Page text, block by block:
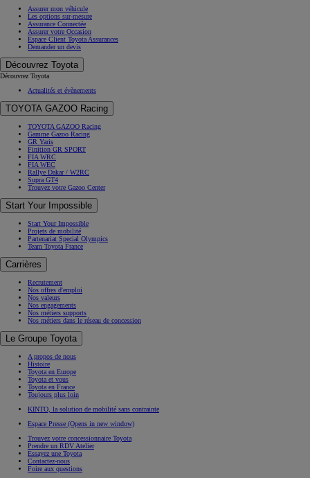
Assurer mon véhicule
Les options sur-mesure
Assurance Connectée
Assurer votre Occasion
Espace Client Toyota Assurances
Demander un devis
Découvrez Toyota
Découvrez Toyota
Actualités et évènements
TOYOTA GAZOO Racing
TOYOTA GAZOO Racing
Gamme Gazoo Racing
GR Yaris
Finition GR SPORT
FIA WRC
FIA WEC
Rallye Dakar / W2RC
Supra GT4
Trouvez votre Gazoo Center
Start Your Impossible
Start Your Impossible
Projets de mobilité
Partenariat Special Olympics
Team Toyota France
Carrières
Recrutement
Nos offres d'emploi
Nos valeurs
Nos engagements
Nos métiers supports
Nos métiers dans le réseau de concession
Le Groupe Toyota
A propos de nous
Histoire
Toyota en Europe
Toyota et vous
Toyota en France
Toujours plus loin
KINTO, la solution de mobilité sans contrainte
Espace Presse (Opens in new window)
Trouvez votre concessionnaire Toyota
Prendre un RDV Atelier
Essayez une Toyota
Contactez-nous
Foire aux questions